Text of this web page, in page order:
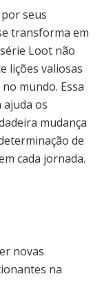
seus
transforma em
Loot não
lições valiosas
mundo. Essa
os
mudança
de
cada jornada.
novas
na